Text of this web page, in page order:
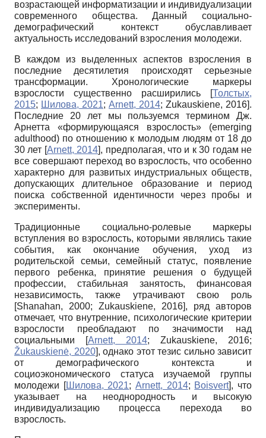
возрастающей информатизации и индивидуализации
современного общества. Данный социально-
демографический контекст обуславливает
актуальность исследований взросления молодежи.
В каждом из выделенных аспектов взросления в
последние десятилетия происходят серьезные
трансформации. Хронологические маркеры
взрослости существенно расширились
[Толстых,
2015; Шилова, 2021; Arnett, 2014; Zukauskiene, 2016].
Последние 20 лет мы пользуемся термином Дж.
Арнетта «формирующаяся взрослость» (emerging
adulthood) по отношению к молодым людям от 18 до
30 лет [Arnett, 2014], предполагая, что и к 30 годам не
все совершают переход во взрослость, что особенно
характерно для развитых индустриальных обществ,
допускающих длительное образование и период
поиска собственной идентичности через пробы и
эксперименты.
Традиционные социально-ролевые маркеры
вступления во взрослость, которыми являлись такие
события, как окончание обучения, уход из
родительской семьи, семейный статус, появление
первого ребенка, принятие решения о будущей
профессии, стабильная занятость, финансовая
независимость, также утрачивают свою роль
[Shanahan, 2000; Zukauskiene, 2016], ряд авторов
отмечает, что внутренние, психологические критерии
взрослости преобладают по значимости над
социальными
[Arnett, 2014; Zukauskiene, 2016;
Žukauskienė, 2020], однако этот тезис сильно зависит
от демографического контекста и
социоэкономического статуса изучаемой группы
молодежи [Шилова, 2021;Arnett, 2014; Boisvert], что
указывает на неоднородность и высокую
индивидуализацию процесса перехода во
взрослость.